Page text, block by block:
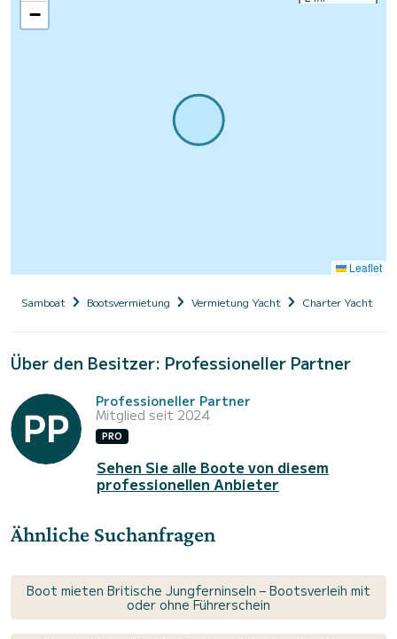
−
Leaflet
Samboat Bootsvermietung Vermietung Yacht Charter Yacht mit
Über den Besitzer: Professioneller Partner
Professioneller Partner
Mitglied seit 2024
PRO
Sehen Sie alle Boote von diesem
professionellen Anbieter
Ähnliche Suchanfragen
Boot mieten Britische Jungferninseln – Bootsverleih mit
oder ohne Führerschein